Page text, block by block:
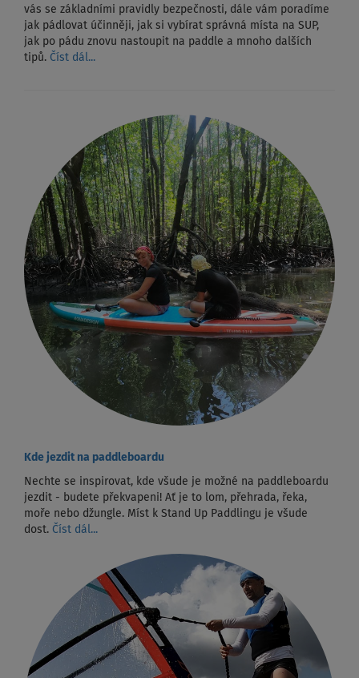
vás se základními pravidly bezpečnosti, dále vám poradíme
jak pádlovat účinněji, jak si vybírat správná místa na SUP,
jak po pádu znovu nastoupit na paddle a mnoho dalších
tipů. Číst dál...
Kde jezdit na paddleboardu
Nechte se inspirovat, kde všude je možné na paddleboardu
jezdit - budete překvapeni! Ať je to lom, přehrada, řeka,
moře nebo džungle. Míst k Stand Up Paddlingu je všude
dost. Číst dál...